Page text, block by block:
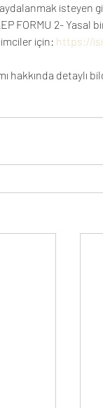
isteyen
FORMU 2-
için: https://
hakkında detaylı